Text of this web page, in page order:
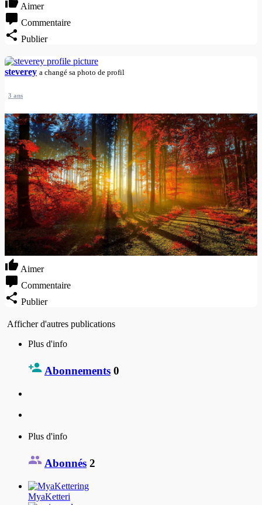
Aimer
Commentaire
Publier
steverey a changé sa photo de profil
3 ans
Aimer
Commentaire
Publier
Afficher d'autres publications
Plus d'info
Abonnements 0
Plus d'info
Abonnés 2
MyaKetteri